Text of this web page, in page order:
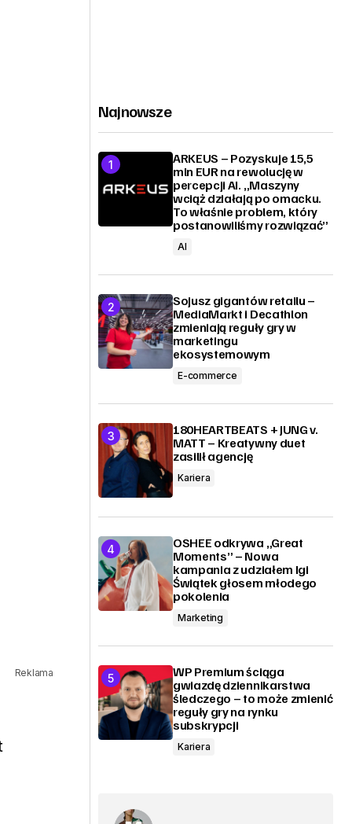
Reklama
Najnowsze
ARKEUS – Pozyskuje 15,5
mln EUR na rewolucję w
percepcji AI. „Maszyny
wciąż działają po omacku.
To właśnie problem, który
postanowiliśmy rozwiązać”
AI
Sojusz gigantów retailu –
MediaMarkt i Decathlon
zmieniają reguły gry w
marketingu
ekosystemowym
E-commerce
180HEARTBEATS + JUNG v.
MATT – Kreatywny duet
zasilił agencję
Kariera
OSHEE odkrywa „Great
Moments” – Nowa
kampania z udziałem Igi
Świątek głosem młodego
pokolenia
Marketing
WP Premium ściąga
gwiazdę dziennikarstwa
śledczego – to może zmienić
reguły gry na rynku
subskrypcji
Kariera